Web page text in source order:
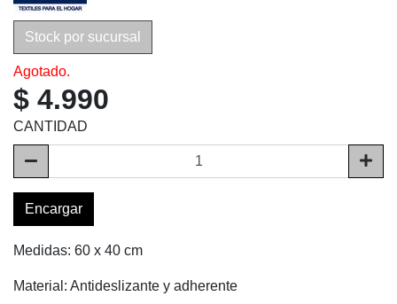
Stock por sucursal
Agotado.
$ 4.990
CANTIDAD
Encargar
Medidas: 60 x 40 cm
Material: Antideslizante y adherente